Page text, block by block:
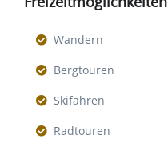
Wandern
Bergtouren
Skifahren
Radtouren